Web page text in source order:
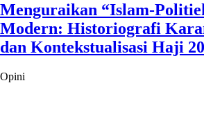
Menguraikan “Islam-
Modern: Historiografi
dan Kontekstualisasi Haji
Opini